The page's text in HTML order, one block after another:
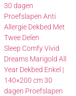
30 dagen
Proefslapen Anti
Allergie Dekbed Met
Twee Delen
Sleep Comfy Vivid
Dreams Marigold All
Year Dekbed Enkel |
140×200 cm 30
dagen Proefslapen